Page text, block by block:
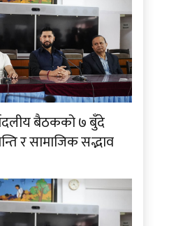
बैठकको ७ बुँदे
र सामाजिक सद्भाव